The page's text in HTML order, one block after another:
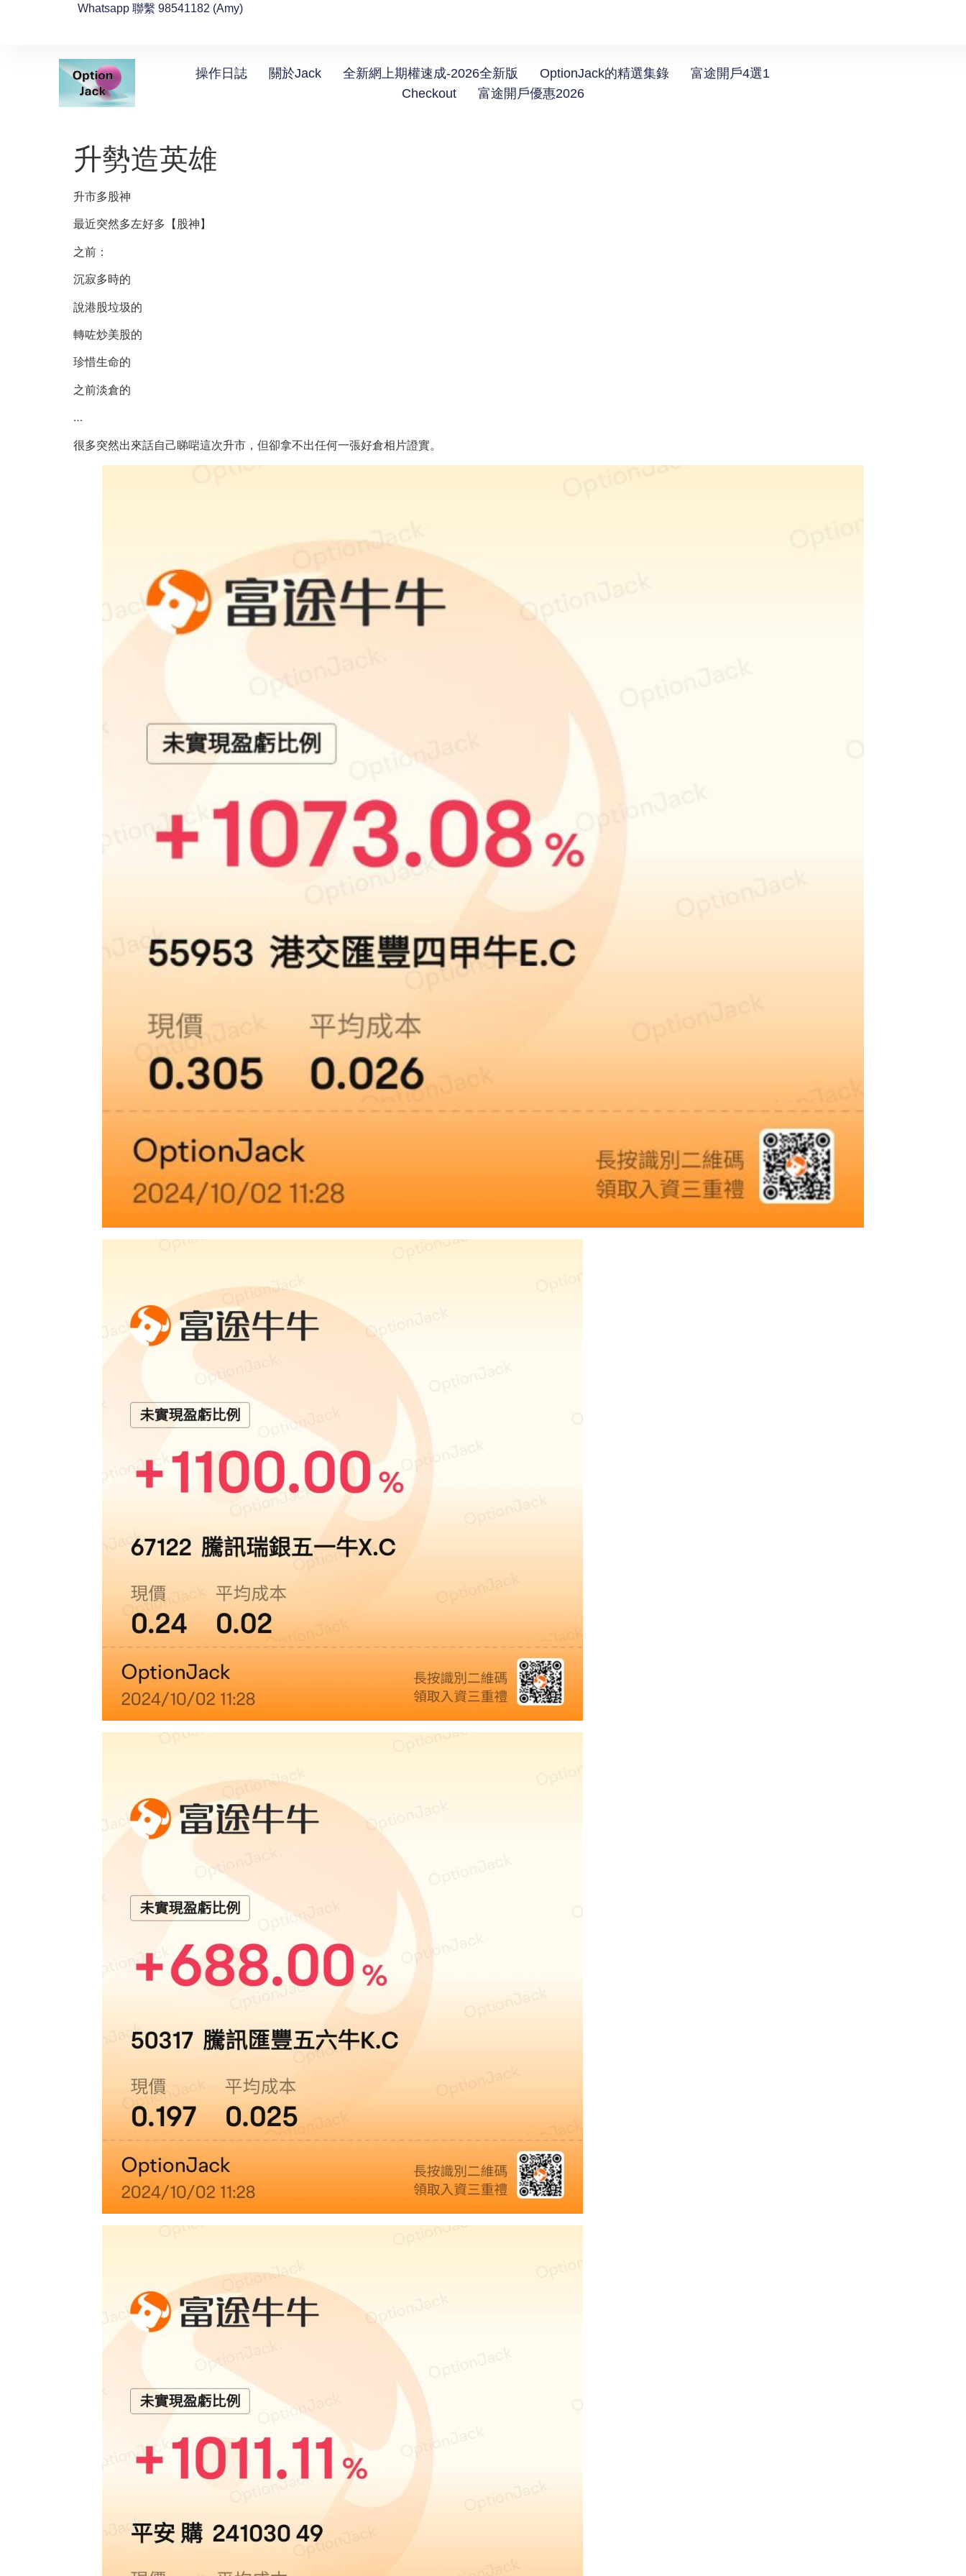
Whatsapp 聯繫 98541182 (Amy)
操作日誌 關於Jack 全新網上期權速成-2026全新版 OptionJack的精選集錄
富途開戶4選1
Checkout
富途開戶優惠2026
升勢造英雄
升市多股神
最近突然多左好多【股神】
之前：
沉寂多時的
說港股垃圾的
轉咗炒美股的
珍惜生命的
之前淡倉的
…
很多突然出來話自己睇啱這次升市，但卻拿不出任何一張好倉相片證實。